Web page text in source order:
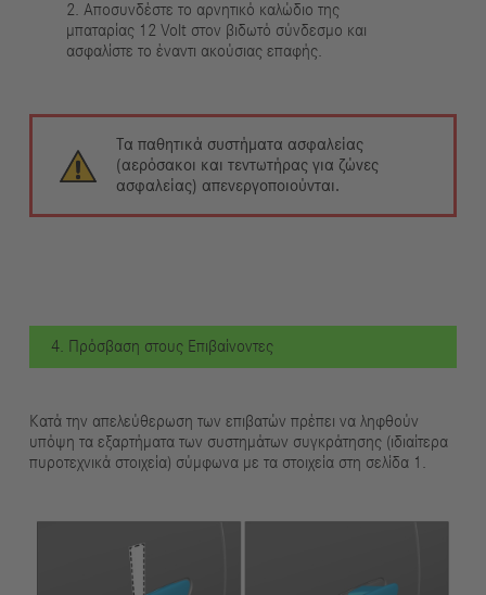
2. Αποσυνδέστε το αρνητικό καλώδιο της
μπαταρίας 12 Volt στον βιδωτό σύνδεσμο και
ασφαλίστε το έναντι ακούσιας επαφής.
Τα παθητικά συστήματα ασφαλείας
(αερόσακοι και τεντωτήρας για ζώνες
ασφαλείας) απενεργοποιούνται.
4. Πρόσβαση στους Επιβαίνοντες
Κατά την απελεύθερωση των επιβατών πρέπει να ληφθούν
υπόψη τα εξαρτήματα των συστημάτων συγκράτησης (ιδιαίτερα
πυροτεχνικά στοιχεία) σύμφωνα με τα στοιχεία στη σελίδα 1.